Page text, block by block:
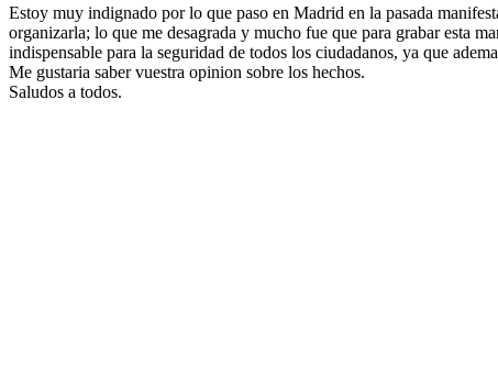
Estoy muy indignado por lo que paso en Madrid en la pasada
organizarla; lo que me desagrada y mucho fue que para grabar esta
indispensable para la seguridad de todos los ciudadanos, ya que
Me gustaria saber vuestra opinion sobre los hechos.
Saludos a todos.